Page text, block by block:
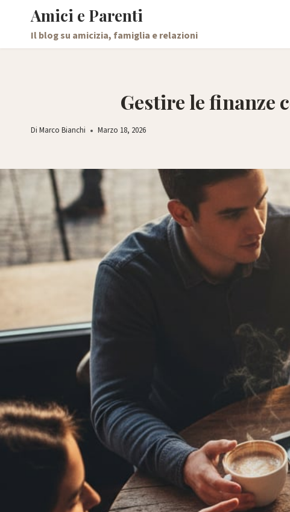
contenuto
Amici e Parenti
Il blog su amicizia, famiglia e relazioni
Gestire le finanze
Di Marco Bianchi Marzo 18, 2026